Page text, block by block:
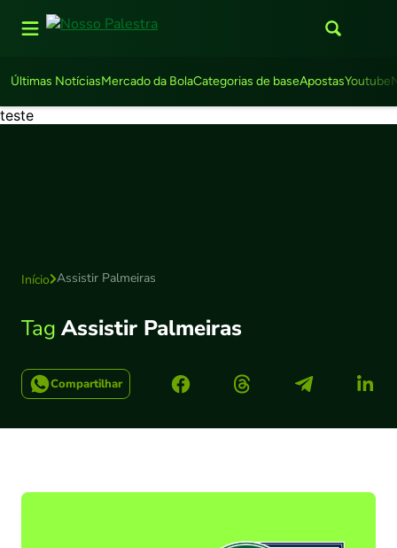
Últimas NotíciasMercado da BolaCategorias de baseApostasYoutube
teste
Início Assistir Palmeiras
Tag Assistir Palmeiras
Compartilhar